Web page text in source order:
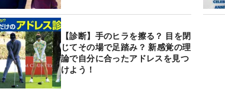
【診断】手のヒラを擦る？ 目を閉
じてその場で足踏み？ 新感覚の理
論で自分に合ったアドレスを見つ
けよう！